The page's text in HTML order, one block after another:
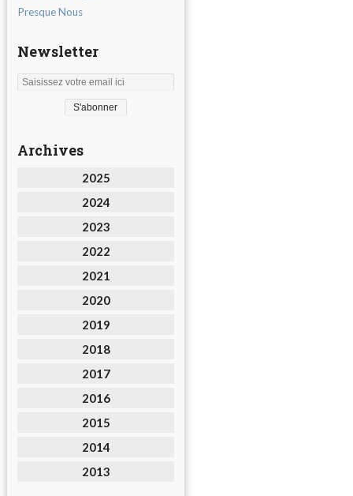
Presque Nous
Newsletter
Archives
2025
2024
2023
2022
2021
2020
2019
2018
2017
2016
2015
2014
2013